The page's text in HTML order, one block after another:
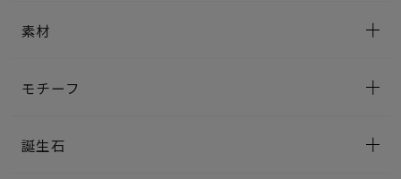
素材
モチーフ
誕生石